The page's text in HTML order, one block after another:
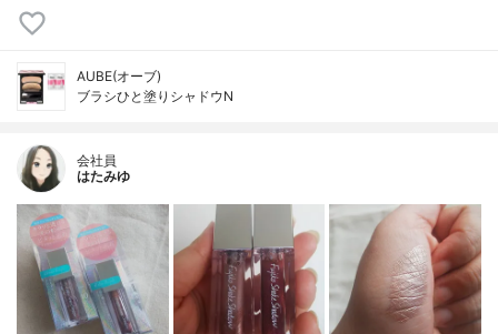
AUBE(オーブ)
ブラシひと塗りシャドウN
会社員
はたみゆ